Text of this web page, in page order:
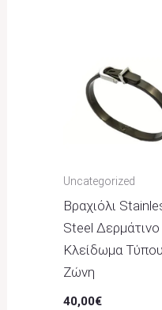
Uncategorized
Βραχιόλι
Steel
Κλείδωμα Τύπου
Ζώνη
40,00€